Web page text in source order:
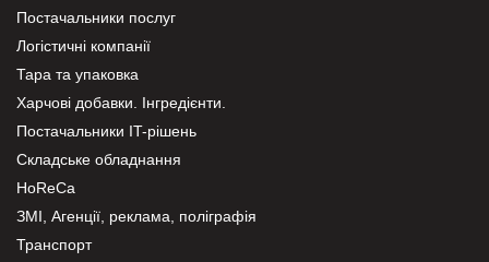
Постачальники послуг
Логістичні компанії
Тара та упаковка
Харчові добавки. Інгредієнти.
Постачальники IT-рішень
Складське обладнання
HoReCa
ЗМІ, Агенції, реклама, поліграфія
Транспорт